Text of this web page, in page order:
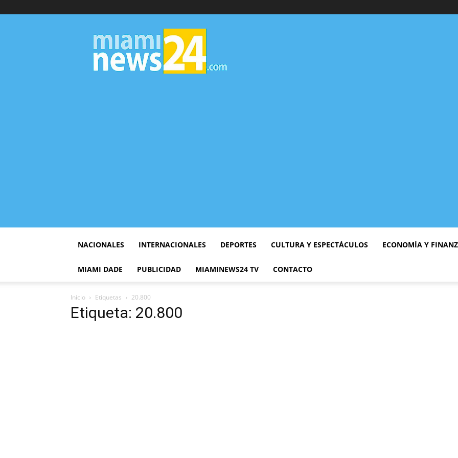
▷
Miami
News
24
NACIONALES INTERNACIONALES DEPORTES CULTURA Y ESPECTÁCULOS ECONOMÍA Y
MIAMI DADE PUBLICIDAD MIAMINEWS24 TV CONTACTO
Inicio Etiquetas 20.800
Etiqueta: 20.800